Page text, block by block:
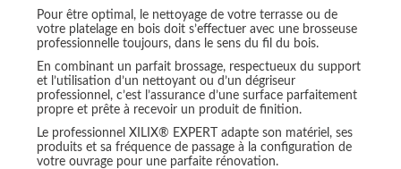
Pour être optimal, le nettoyage de votre terrasse ou de
votre platelage en bois doit s’effectuer avec une brosseuse
professionnelle toujours, dans le sens du fil du bois.
En combinant un parfait brossage, respectueux du support
et l’utilisation d’un nettoyant ou d’un dégriseur
professionnel, c’est l’assurance d’une surface parfaitement
propre et prête à recevoir un produit de finition.
Le professionnel XILIX® EXPERT adapte son matériel, ses
produits et sa fréquence de passage à la configuration de
votre ouvrage pour une parfaite rénovation.